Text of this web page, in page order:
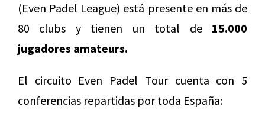
(Even Padel League) está presente en más de
80 clubs y tienen un total de 15.000
jugadores amateurs.
El circuito Even Padel Tour cuenta con 5
conferencias repartidas por toda España: